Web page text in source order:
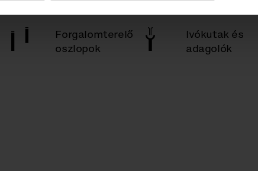
Forgalomterelő
oszlopok
Ivókutak és
adagolók